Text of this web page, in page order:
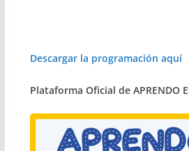
Descargar la programación aquí
Plataforma Oficial de APRENDO